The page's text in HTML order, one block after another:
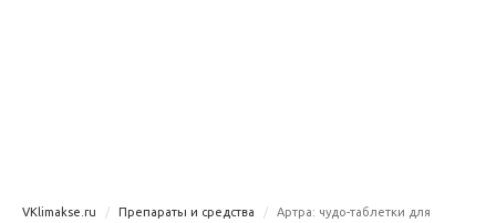
VKlimakse.ru Препараты и средства
Артра: чудо-таблетки для